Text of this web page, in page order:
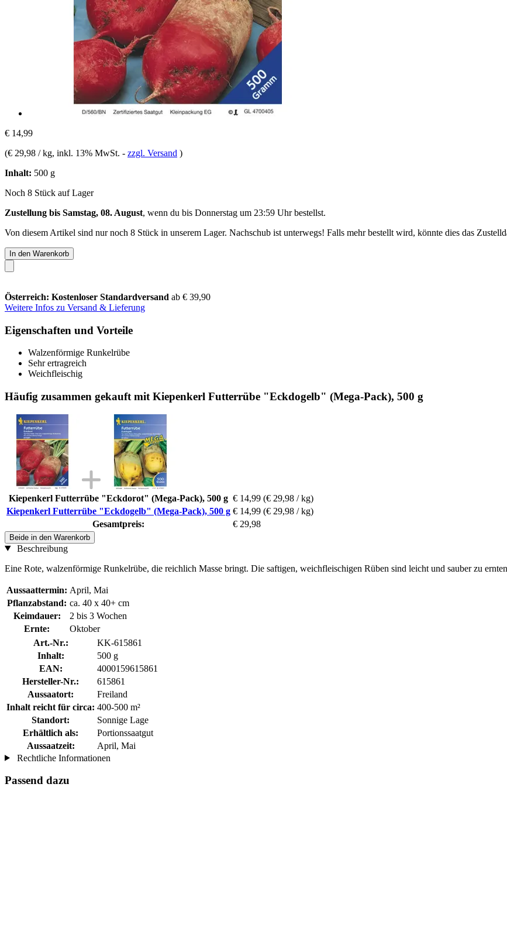
€ 14,99
(€ 29,98 / kg, inkl. 13% MwSt. - zzgl. Versand )
Inhalt: 500 g
Noch 8 Stück auf Lager
Zustellung bis Samstag, 08. August, wenn du bis Donnerstag um 23:59 Uhrbestellst.
Von diesem Artikel sind nur noch 8 Stück in unserem Lager. Nachschub ist unterwegs! Falls mehr bestellt wird, könnte dies das
In den Warenkorb
Österreich: Kostenloser Standardversand ab € 39,90
Weitere Infos zu Versand & Lieferung
Eigenschaften und Vorteile
Walzenförmige Runkelrübe
Sehr ertragreich
Weichfleischig
Häufig zusammen gekauft mit Kiepenkerl Futterrübe "Eckdogelb" (Mega-Pack), 500 g
Kiepenkerl Futterrübe "Eckdorot" (Mega-Pack), 500 g € 14,99 (€ 29,98 / kg)
Kiepenkerl Futterrübe "Eckdogelb" (Mega-Pack), 500 g € 14,99 (€ 29,98 / kg)
Gesamtpreis:
€ 29,98
Beide in den Warenkorb
Beschreibung
Eine Rote, walzenförmige Runkelrübe, die reichlich Masse bringt. Die saftigen, weichfleischigen Rüben sind leicht und sauber zu
Aussaattermin: April, Mai
Pflanzabstand: ca. 40 x 40+ cm
Keimdauer:
2 bis 3 Wochen
Ernte:
Oktober
Art.-Nr.:
KK-615861
Inhalt:
500 g
EAN:
4000159615861
Hersteller-Nr.:
615861
Aussaatort:
Freiland
Inhalt reicht für circa: 400-500 m²
Standort:
Sonnige Lage
Erhältlich als:
Portionssaatgut
Aussaatzeit:
April, Mai
Rechtliche Informationen
Passend dazu